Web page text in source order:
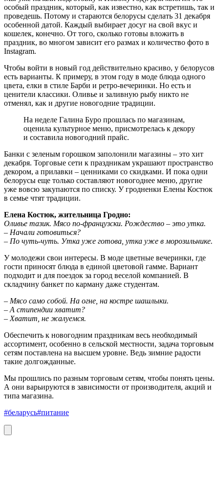
особый праздник, который, как известно, как встретишь, так и
проведешь. Потому и стараются белорусы сделать 31 декабря
особенной датой. Каждый выбирает досуг на свой вкус и
кошелек, конечно. От того, сколько готовы вложить в
праздник, во многом зависит его размах и количество фото в
Instagram.
Чтобы войти в новый год действительно красиво, у белорусов
есть варианты. К примеру, в этом году в моде блюда одного
цвета, елки в стиле Барби и ретро-вечеринки. Но есть и
ценители классики. Оливье и заливную рыбу никто не
отменял, как и другие новогодние традиции.
На неделе Галина Буро прошлась по магазинам,
оценила культурное меню, присмотрелась к декору
и составила новогодний прайс.
Банки с зеленым горошком заполонили магазины – это хит
декабря. Торговые сети к праздникам украшают пространство
декором, а прилавки – ценниками со скидками. И пока одни
белорусы еще только составляют новогоднее меню, другие
уже вовсю закупаются по списку. У гродненки Елены Костюк
в семье чтят традиции.
Елена Костюк, жительница Гродно:
Оливье тазик. Мясо по-французски. Рождество – это утка.
– Начали готовиться?
– По чуть-чуть. Утка уже готова, утка уже в морозильнике.
У молодежи свои интересы. В моде цветные вечеринки, где
гости приносят блюда в единой цветовой гамме. Вариант
подходит и для поездок за город веселой компанией. В
складчину банкет по карману даже студентам.
– Мясо само собой. На огне, на костре шашлыки.
– А стипендии хватит?
– Хватит, не жалуемся.
Обеспечить к новогодним праздникам весь необходимый
ассортимент, особенно в сельской местности, задача торговым
сетям поставлена на высшем уровне. Ведь зимние радости
такие долгожданные.
Мы прошлись по разным торговым сетям, чтобы понять цены.
А они варьируются в зависимости от производителя, акций и
типа магазина.
#беларусь#питание